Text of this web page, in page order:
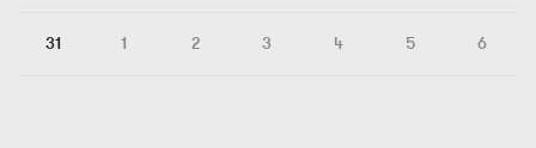
31 1 2 3 4 5 6